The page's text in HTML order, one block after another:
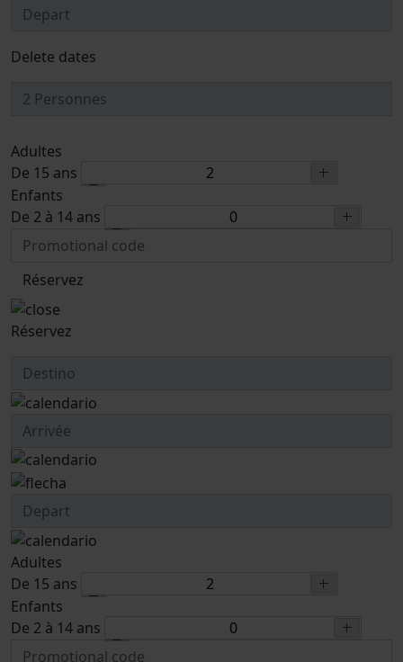
Delete dates
Adultes
De 15 ans
Enfants
De 2 à 14 ans
Réservez
Réservez
Adultes
De 15 ans
Enfants
De 2 à 14 ans